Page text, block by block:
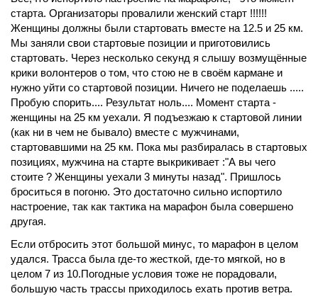
старта. Организаторы провалили женский старт !!!!!!
Женщины должны были стартовать вместе на 12.5 и 25 км.
Мы заняли свои стартовые позиции и приготовились
стартовать. Через несколько секунд я слышу возмущённые
крики волонтеров о том, что стою не в своём кармане и
нужно уйти со стартовой позиции. Ничего не поделаешь .....
Пробую спорить.... Результат ноль.... Момент старта -
женщины на 25 км уехали. Я подъезжаю к стартовой линии
(как ни в чем не бывало) вместе с мужчинами,
стартовавшими на 25 км. Пока мы разбиралась в стартовых
позициях, мужчина на старте выкрикивает :"А вы чего
стоите ? Женщины уехали 3 минуты назад". Пришлось
броситься в погоню. Это достаточно сильно испортило
настроение, так как тактика на марафон была совершено
другая.
Если отбросить этот большой минус, то марафон в целом
удался. Трасса была где-то жесткой, где-то мягкой, но в
целом 7 из 10.Погодные условия тоже не порадовали,
большую часть трассы приходилось ехать против ветра.